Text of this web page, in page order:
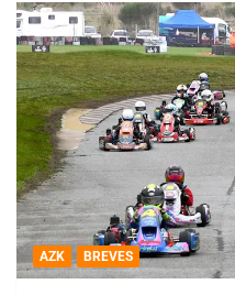
AZK BREVES